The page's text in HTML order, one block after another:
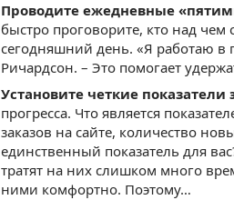
Проводите ежедневные
быстро проговорите, кто над
сегодняшний день. «Я работаю в
Ричардсон. – Это помогает
Установите четкие показатели
прогресса. Что является
заказов на сайте, количество
единственный показатель для
тратят на них слишком много
ними комфортно. Поэтому…